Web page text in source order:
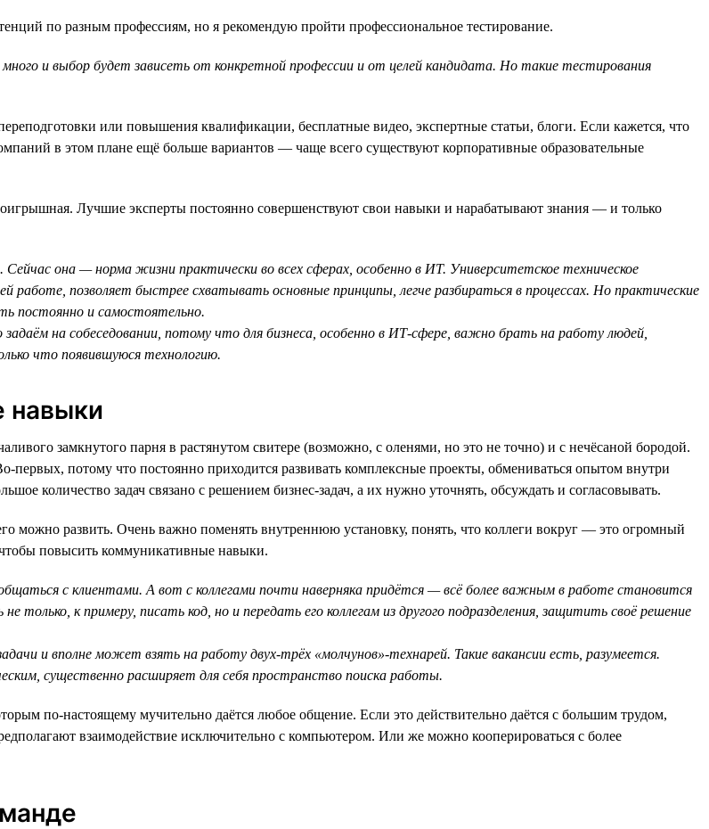
по разным профессиям, но я рекомендую пройти профессиональное тестирование.
и выбор будет зависеть от конкретной профессии и от целей кандидата. Но такие тестирования
или повышения квалификации, бесплатные видео, экспертные статьи, блоги. Если кажется, что
в этом плане ещё больше вариантов — чаще всего существуют корпоративные образовательные
Лучшие эксперты постоянно совершенствуют свои навыки и нарабатывают знания — и только
она — норма жизни практически во всех сферах, особенно в ИТ. Университетское техническое
позволяет быстрее схватывать основные принципы, легче разбираться в процессах. Но практические
постоянно и самостоятельно.
на собеседовании, потому что для бизнеса, особенно в ИТ-сфере, важно брать на работу людей,
что появившуюся технологию.
навыки
замкнутого парня в растянутом свитере (возможно, с оленями, но это не точно) и с нечёсаной бородой.
потому что постоянно приходится развивать комплексные проекты, обмениваться опытом внутри
количество задач связано с решением бизнес-задач, а их нужно уточнять, обсуждать и согласовывать.
можно развить. Очень важно поменять внутреннюю установку, понять, что коллеги вокруг — это огромный
повысить коммуникативные навыки.
с клиентами. А вот с коллегами почти наверняка придётся — всё более важным в работе становится
только, к примеру, писать код, но и передать его коллегам из другого подразделения, защитить своё решение
и вполне может взять на работу двух-трёх «молчунов»-технарей. Такие вакансии есть, разумеется.
существенно расширяет для себя пространство поиска работы.
по-настоящему мучительно даётся любое общение. Если это действительно даётся с большим трудом,
взаимодействие исключительно с компьютером. Или же можно кооперироваться с более